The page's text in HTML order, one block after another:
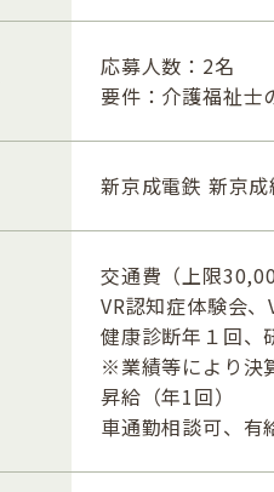
応募人数：2名
要件：介護福祉士
新京成電鉄 新京
交通費（上限
VR認知症体験会
健康診断年１回、
※業績等により決
昇給（年1回）
車通勤相談可、有